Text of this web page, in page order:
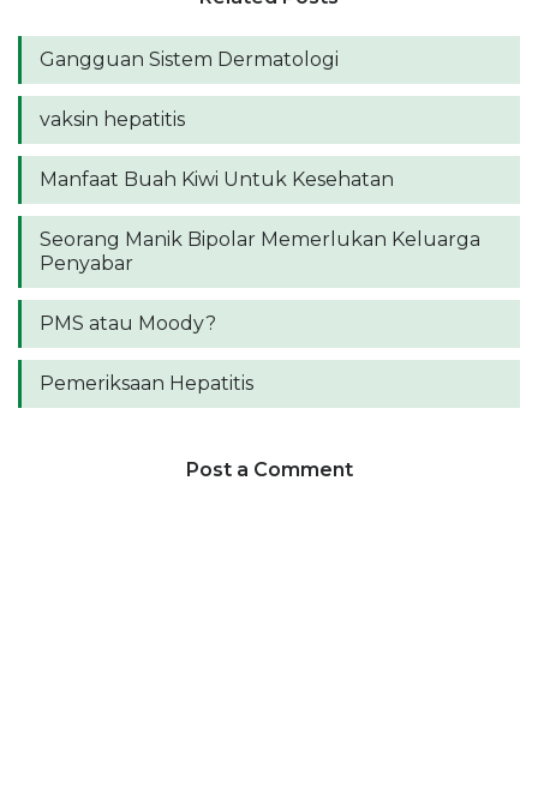
Gangguan Sistem Dermatologi
vaksin hepatitis
Manfaat Buah Kiwi Untuk Kesehatan
Seorang Manik Bipolar Memerlukan Keluarga
Penyabar
PMS atau Moody?
Pemeriksaan Hepatitis
Post a Comment